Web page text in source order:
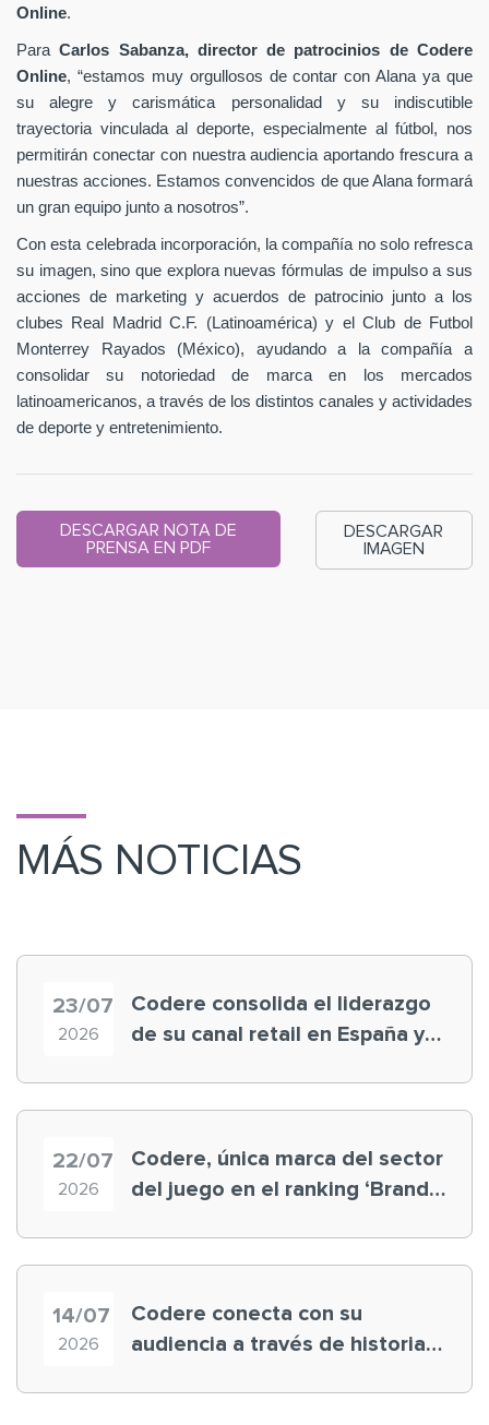
Online.
ParaCarlos Sabanza, director de patrocinios de Codere
Online, “estamos muy orgullosos de contar con Alana ya que
su alegre y carismática personalidad y su indiscutible
trayectoria vinculada al deporte, especialmente al fútbol, nos
permitirán conectar con nuestra audiencia aportando frescura a
nuestras acciones. Estamos convencidos de que Alana formará
un gran equipo junto a nosotros”.
Con esta celebrada incorporación, la compañía no solo refresca
su imagen, sino que explora nuevas fórmulas de impulso a sus
acciones de marketing y acuerdos de patrocinio junto a los
clubes Real Madrid C.F. (Latinoamérica) y el Club de Futbol
Monterrey Rayados (México), ayudando a la compañía a
consolidar su notoriedad de marca en los mercados
latinoamericanos, a través de los distintos canales y actividades
de deporte y entretenimiento.
DESCARGAR NOTA DE
PRENSA EN PDF
DESCARGAR
IMAGEN
MÁS NOTICIAS
23/07
2026
Codere consolida el liderazgo
de su canal retail en España y
22/07
2026
Codere, única marca del sector
del juego en el ranking ‘Brand
14/07
2026
Codere conecta con su
audiencia a través de historias